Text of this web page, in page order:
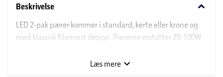
Beskrivelse keyboard_arrow_down
LED 2-pak pærer kommer i standard, kerte eller krone og
med klassisk filament design. Pærerne erstatter 25-100W
Læs mere